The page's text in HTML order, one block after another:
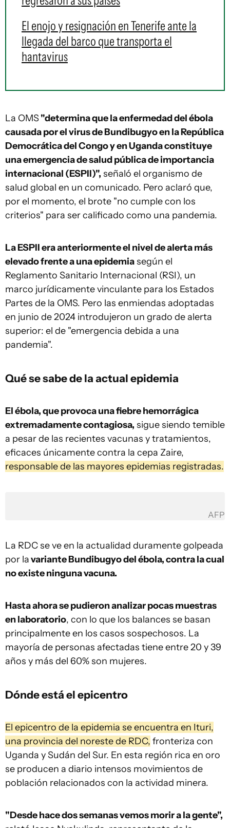
El enojo y resignación en Tenerife ante la
llegada del barco que transporta el
hantavirus
La OMS"determina que la enfermedad del ébola
causada por el virus de Bundibugyo en la República
Democrática del Congo y en Uganda constituye
una emergencia de salud pública de importancia
internacional (ESPII)", señaló el organismo de
salud global en un comunicado. Pero aclaró que,
por el momento, el brote "no cumple con los
criterios" para ser calificado como una pandemia.
La ESPII era anteriormente el nivel de alerta más
elevado frente a una epidemiasegún el
Reglamento Sanitario Internacional (RSI), un
marco jurídicamente vinculante para los Estados
Partes de la OMS. Pero las enmiendas adoptadas
en junio de 2024 introdujeron un grado de alerta
superior: el de "emergencia debida a una
pandemia".
Qué se sabe de la actual epidemia
El ébola, que provoca una fiebre hemorrágica
extremadamente contagiosa, sigue siendo temible
a pesar de las recientes vacunas y tratamientos,
eficaces únicamente contra la cepa Zaire,
responsable de las mayores epidemias registradas.
AFP
La RDC se ve en la actualidad duramente golpeada
por lavariante Bundibugyo del ébola, contra la cual
no existe ninguna vacuna.
Hasta ahora se pudieron analizar pocas muestras
en laboratorio, con lo que los balances se basan
principalmente en los casos sospechosos. La
mayoría de personas afectadas tiene entre 20 y 39
años y más del 60% son mujeres.
Dónde está el epicentro
El epicentro de la epidemia se encuentra en Ituri,
una provincia del noreste de RDC, fronteriza con
Uganda y Sudán del Sur. En esta región rica en oro
se producen a diario intensos movimientos de
población relacionados con la actividad minera.
"Desde hace dos semanas vemos morir a la gente",